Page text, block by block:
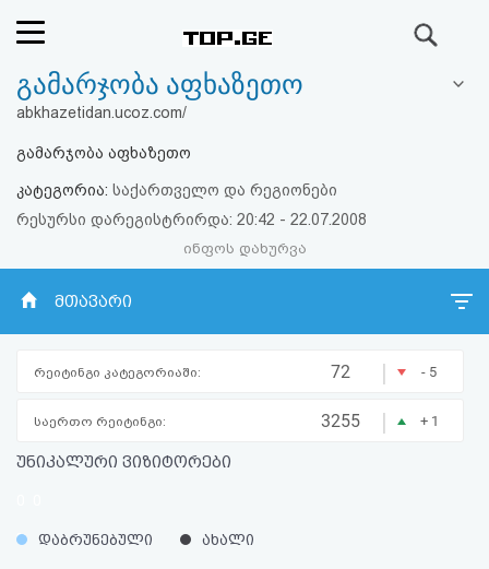
რეიტინგი
ფოსტა
პასუხი
პაროლის
გამარჯობა აფხაზეთო
abkhazetidan.ucoz.com/
გამარჯობა აფხაზეთო
კატეგორია: საქართველო და რეგიონები
რესურსი დარეგისტრირდა: 20:42 - 22.07.2008
ინფოს დახურვა
მთავარი
რეიტინგი კატეგორიაში: 72 | - 5
საერთო რეიტინგი: 3255 | + 1
უნიკალური ვიზიტორები
%
% დაბრუნებული ახალი